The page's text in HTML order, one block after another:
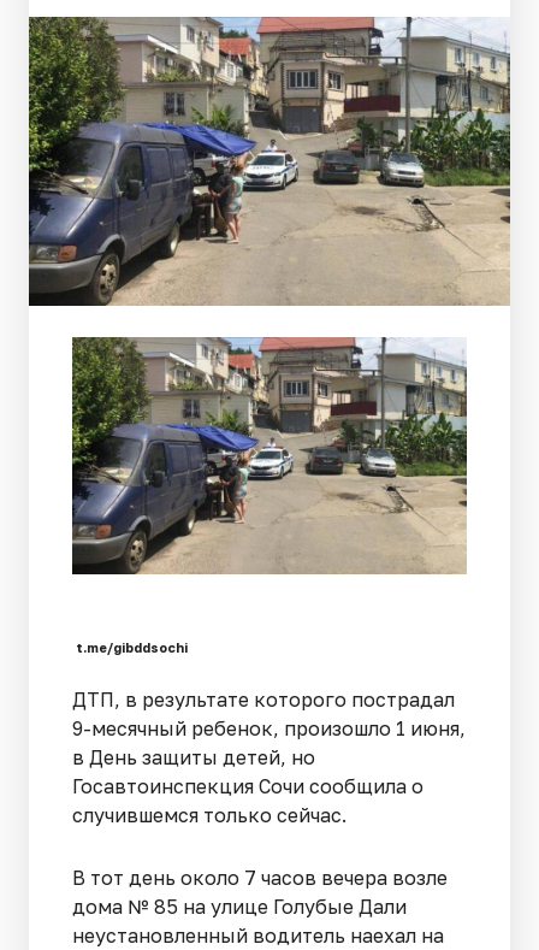
t.me/gibddsochi
ДТП, в результате которого пострадал
9-месячный ребенок, произошло 1 июня,
в День защиты детей, но
Госавтоинспекция Сочи сообщила о
случившемся только сейчас.
В тот день около 7 часов вечера возле
дома № 85 на улице Голубые Дали
неустановленный водитель наехал на